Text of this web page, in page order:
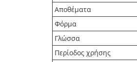
Αποθέματα
Φόρμα
Γλώσσα
Περίοδος χρήσης